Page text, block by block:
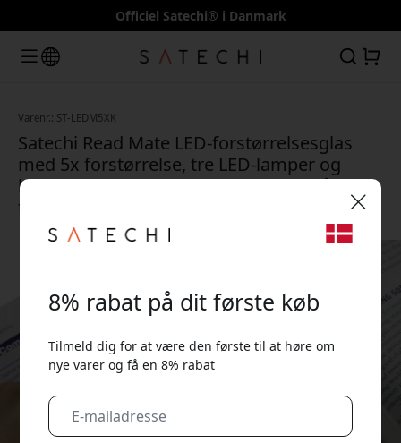
Officiel Satechi® i Danmark
Varenr.: ST-LEDM5XK
Satechi Read Mate LED-forstørrelsesglas
med 5x forstørrelse, tre LED-lamper og
batterier medfølger til læsning af små
tekster og detaljer - Sort
8% rabat på dit første køb
Tilmeld dig for at være den første til at høre om
nye varer og få en 8% rabat
🎉 Din rabatkode: